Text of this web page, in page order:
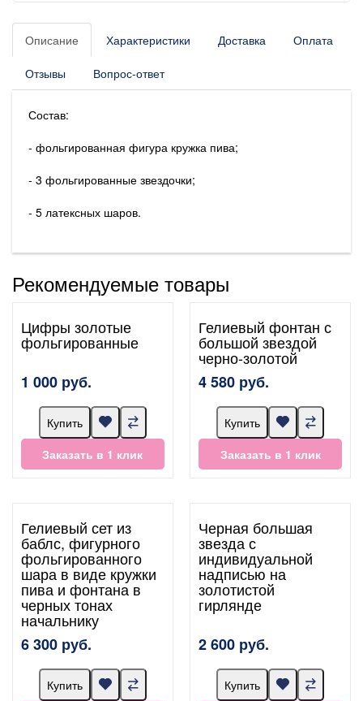
Описание Характеристики Доставка Оплата
Отзывы Вопрос-ответ
Состав:
- фольгированная фигура кружка пива;
- 3 фольгированные звездочки;
- 5 латексных шаров.
Рекомендуемые товары
Цифры золотые
фольгированные
1 000 руб.
Купить
Заказать в 1 клик
Гелиевый фонтан с
большой звездой
черно-золотой
4 580 руб.
Купить
Заказать в 1 клик
Гелиевый сет из
баблс, фигурного
фольгированного
шара в виде кружки
пива и фонтана в
черных тонах
начальнику
6 300 руб.
Купить
Черная большая
звезда с
индивидуальной
надписью на
золотистой
гирлянде
2 600 руб.
Купить